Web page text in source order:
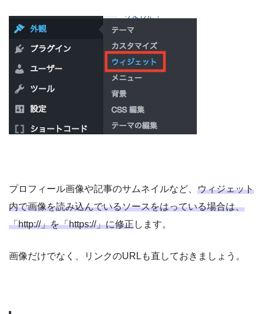
プロフィール画像や記事のサムネイルなど、 ウィジェット
内で画像を読み込んでいるソースをはっている場合は、
「http://」を「https://」に修正します。
画像だけでなく、リンクのURLも直しておきましょう。